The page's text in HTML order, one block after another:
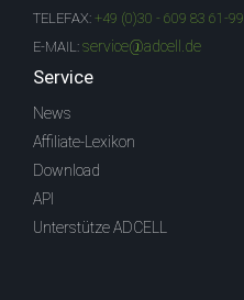
TELEFAX: +49 (0)30 - 609 83 61-99
E-MAIL: service@adcell.de
Service
News
Affiliate-Lexikon
Download
API
Unterstütze ADCELL